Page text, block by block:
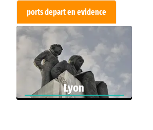
ports depart en evidence
Lyon